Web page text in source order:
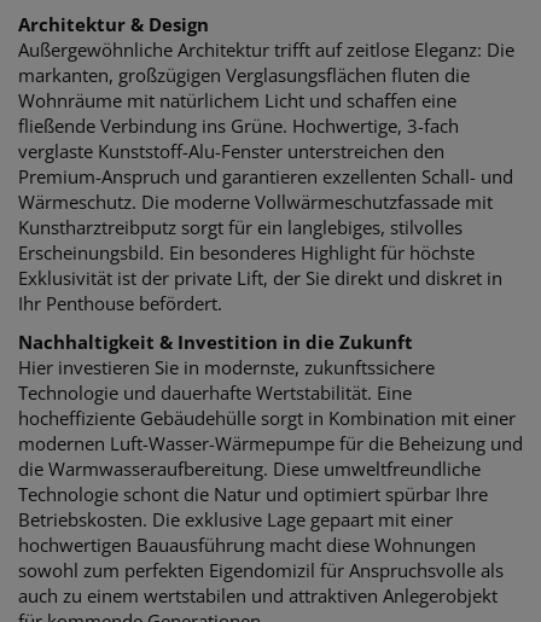
Architektur & Design
Außergewöhnliche Architektur trifft auf zeitlose Eleganz: Die
markanten, großzügigen Verglasungsflächen fluten die
Wohnräume mit natürlichem Licht und schaffen eine
fließende Verbindung ins Grüne. Hochwertige, 3-fach
verglaste Kunststoff-Alu-Fenster unterstreichen den
Premium-Anspruch und garantieren exzellenten Schall- und
Wärmeschutz. Die moderne Vollwärmeschutzfassade mit
Kunstharztreibputz sorgt für ein langlebiges, stilvolles
Erscheinungsbild. Ein besonderes Highlight für höchste
Exklusivität ist der private Lift, der Sie direkt und diskret in
Ihr Penthouse befördert.
Nachhaltigkeit & Investition in die Zukunft
Hier investieren Sie in modernste, zukunftssichere
Technologie und dauerhafte Wertstabilität. Eine
hocheffiziente Gebäudehülle sorgt in Kombination mit einer
modernen Luft-Wasser-Wärmepumpe für die Beheizung und
die Warmwasseraufbereitung. Diese umweltfreundliche
Technologie schont die Natur und optimiert spürbar Ihre
Betriebskosten. Die exklusive Lage gepaart mit einer
hochwertigen Bauausführung macht diese Wohnungen
sowohl zum perfekten Eigendomizil für Anspruchsvolle als
auch zu einem wertstabilen und attraktiven Anlegerobjekt